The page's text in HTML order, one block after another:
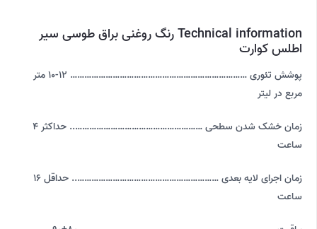
Technical information رنگ روغنی براق طوسی سیر
اطلس کوارت
پوشش تئوری ………………………………………………………………… 12-10 متر
مربع در لیتر
زمان خشک شدن سطحی ……………………………………………….. حداکثر 4
ساعت
زمان اجرای لایه بعدی …………………………………………………….. حداقل 16
ساعت